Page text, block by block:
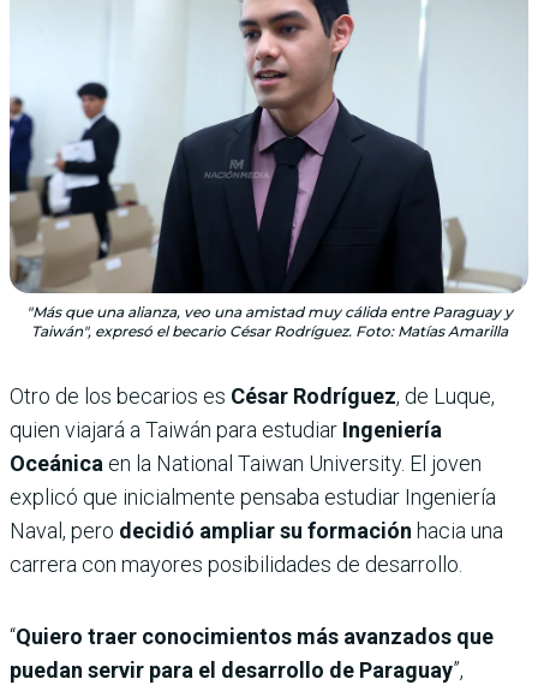
"Más que una alianza, veo una amistad muy cálida entre Paraguay y
Taiwán", expresó el becario César Rodríguez. Foto: Matías Amarilla
Otro de los becarios es César Rodríguez, de Luque,
quien viajará a Taiwán para estudiar Ingeniería
Oceánica en la National Taiwan University. El joven
explicó que inicialmente pensaba estudiar Ingeniería
Naval, pero decidió ampliar su formación hacia una
carrera con mayores posibilidades de desarrollo.
“Quiero traer conocimientos más avanzados que
puedan servir para el desarrollo de Paraguay”,